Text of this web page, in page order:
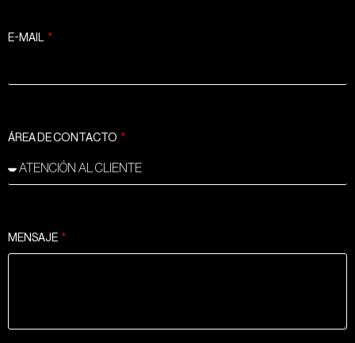
E-MAIL
ÁREA DE CONTACTO
MENSAJE